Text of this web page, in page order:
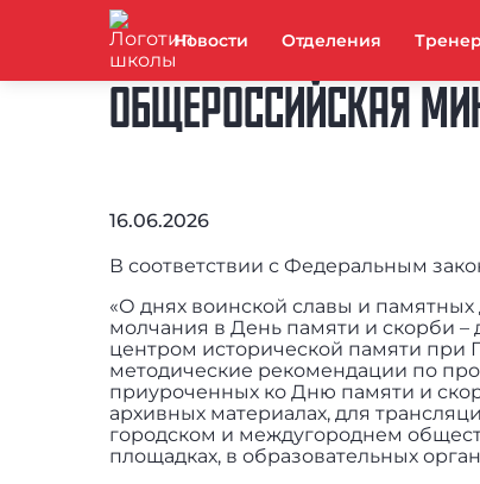
Новости Отделения
ОБЩЕРОССИЙСКАЯ
16.06.2026
В соответствии с Федеральным
«О днях воинской славы и памятных
молчания в День памяти и скорби –
центром исторической памяти при
методические рекомендации по
приуроченных ко Дню памяти и
архивных материалах, для
городском и междугороднем
площадках, в образовательных